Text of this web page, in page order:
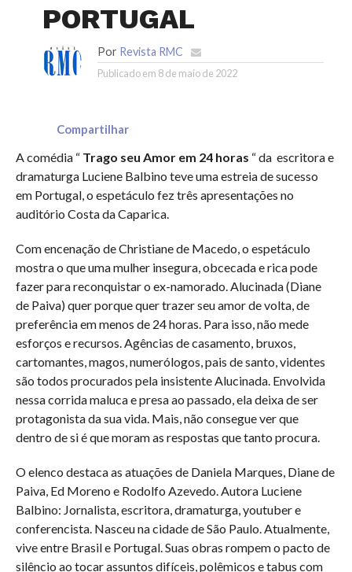
PORTUGAL
Por Revista RMC
Publicado em 8 de maio de 2022
Compartilhar
A comédia “ Trago seu Amor em 24 horas “ da escritora e
dramaturga Luciene Balbino teve uma estreia de sucesso
em Portugal, o espetáculo fez três apresentações no
auditório Costa da Caparica.
Com encenação de Christiane de Macedo, o espetáculo
mostra o que uma mulher insegura, obcecada e rica pode
fazer para reconquistar o ex-namorado. Alucinada (Diane
de Paiva) quer porque quer trazer seu amor de volta, de
preferência em menos de 24 horas. Para isso, não mede
esforços e recursos. Agências de casamento, bruxos,
cartomantes, magos, numerólogos, pais de santo, videntes
são todos procurados pela insistente Alucinada. Envolvida
nessa corrida maluca e presa ao passado, ela deixa de ser
protagonista da sua vida. Mais, não consegue ver que
dentro de si é que moram as respostas que tanto procura.
O elenco destaca as atuações de Daniela Marques, Diane de
Paiva, Ed Moreno e Rodolfo Azevedo. Autora Luciene
Balbino: Jornalista, escritora, dramaturga, youtuber e
conferencista. Nasceu na cidade de São Paulo. Atualmente,
vive entre Brasil e Portugal. Suas obras rompem o pacto de
silêncio ao tocar assuntos difíceis, polêmicos e tabus com